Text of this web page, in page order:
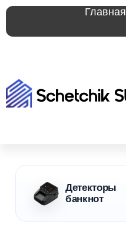
Главная
Детекторы
банкнот